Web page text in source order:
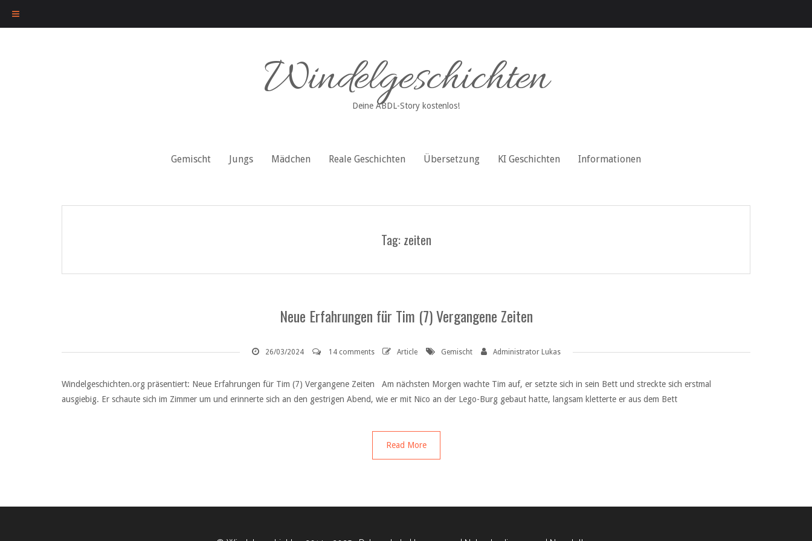
Windelgeschichten
Deine ABDL-Story kostenlos!
Gemischt Jungs Mädchen Reale Geschichten Übersetzung KI Geschichten Informationen
Tag: zeiten
Neue Erfahrungen für Tim (7) Vergangene Zeiten
26/03/2024 14 comments Article Gemischt Administrator Lukas
Windelgeschichten.org präsentiert: Neue Erfahrungen für Tim (7) Vergangene Zeiten Am nächsten Morgen wachte Tim auf, er setzte sich in sein Bett und streckte sich erstmal
ausgiebig. Er schaute sich im Zimmer um und erinnerte sich an den gestrigen Abend, wie er mit Nico an der Lego-Burg gebaut hatte, langsam kletterte er aus dem Bett
Read More